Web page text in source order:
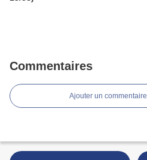
Commentaires
Ajouter un commentaire